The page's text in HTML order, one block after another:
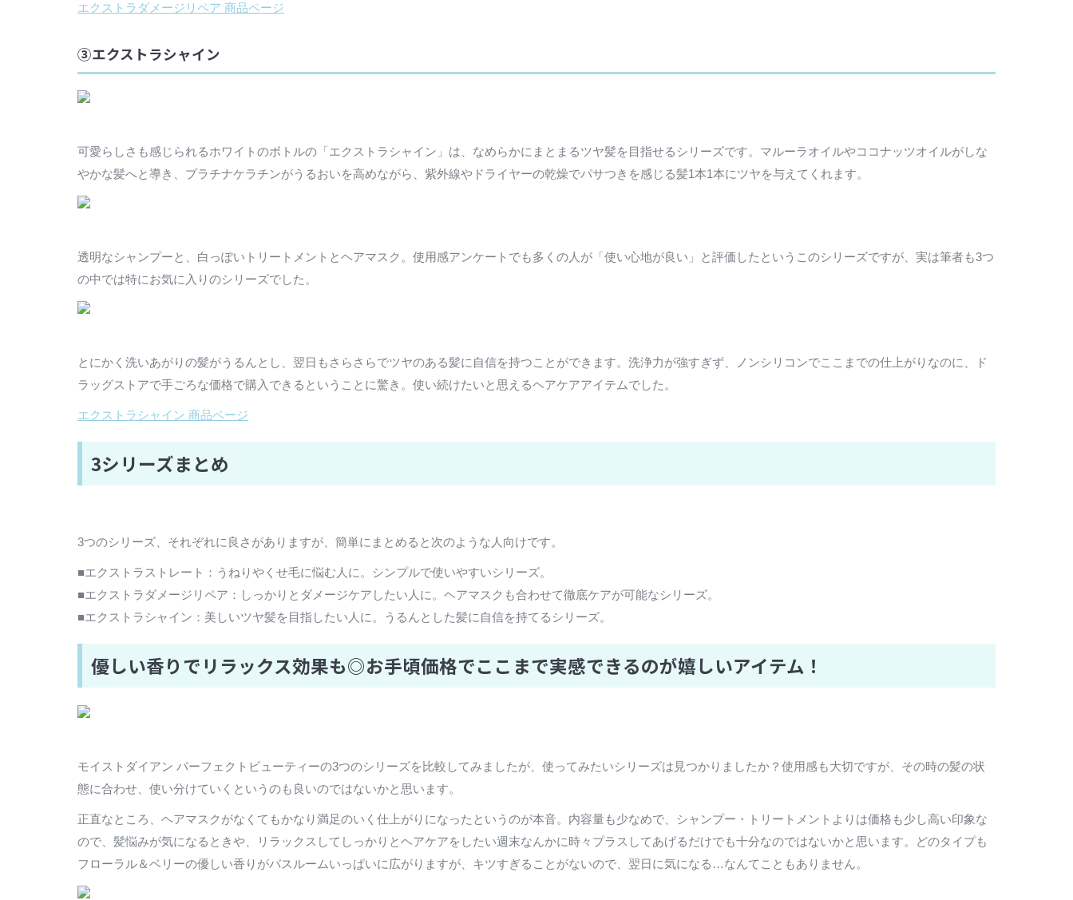
エクストラダメージリペア 商品ページ
③エクストラシャイン
可愛らしさも感じられるホワイトのボトルの「エクストラシャイン」は、なめらかにまとまるツヤ髪を目指せるシリーズです。マルーラオイルやココナッツオイルがしな
やかな髪へと導き、プラチナケラチンがうるおいを高めながら、紫外線やドライヤーの乾燥でパサつきを感じる髪1本1本にツヤを与えてくれます。
透明なシャンプーと、白っぽいトリートメントとヘアマスク。使用感アンケートでも多くの人が「使い心地が良い」と評価したというこのシリーズですが、実は筆者も3つ
の中では特にお気に入りのシリーズでした。
とにかく洗いあがりの髪がうるんとし、翌日もさらさらでツヤのある髪に自信を持つことができます。洗浄力が強すぎず、ノンシリコンでここまでの仕上がりなのに、ド
ラッグストアで手ごろな価格で購入できるということに驚き。使い続けたいと思えるヘアケアアイテムでした。
エクストラシャイン 商品ページ
3シリーズまとめ
3つのシリーズ、それぞれに良さがありますが、簡単にまとめると次のような人向けです。
■エクストラストレート：うねりやくせ毛に悩む人に。シンプルで使いやすいシリーズ。
■エクストラダメージリペア：しっかりとダメージケアしたい人に。ヘアマスクも合わせて徹底ケアが可能なシリーズ。
■エクストラシャイン：美しいツヤ髪を目指したい人に。うるんとした髪に自信を持てるシリーズ。
優しい香りでリラックス効果も◎お手頃価格でここまで実感できるのが嬉しいアイテム！
モイストダイアン パーフェクトビューティーの3つのシリーズを比較してみましたが、使ってみたいシリーズは見つかりましたか？使用感も大切ですが、その時の髪の状
態に合わせ、使い分けていくというのも良いのではないかと思います。
正直なところ、ヘアマスクがなくてもかなり満足のいく仕上がりになったというのが本音。内容量も少なめで、シャンプー・トリートメントよりは価格も少し高い印象な
ので、髪悩みが気になるときや、リラックスしてしっかりとヘアケアをしたい週末なんかに時々プラスしてあげるだけでも十分なのではないかと思います。どのタイプも
フローラル＆ベリーの優しい香りがバスルームいっぱいに広がりますが、キツすぎることがないので、翌日に気になる…なんてこともありません。